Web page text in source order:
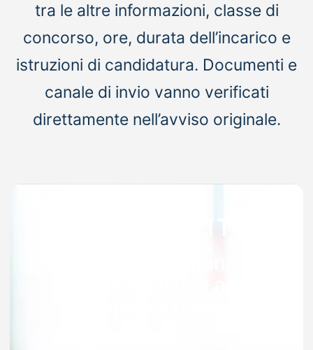
tra le altre informazioni, classe di
concorso, ore, durata dell’incarico e
istruzioni di candidatura. Documenti e
canale di invio vanno verificati
direttamente nell’avviso originale.